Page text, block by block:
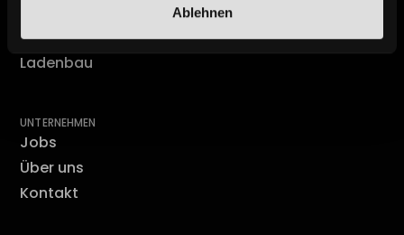
Ablehnen
Sondermöblierung
Ladenbau
UNTERNEHMEN
Jobs
Über uns
Kontakt